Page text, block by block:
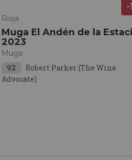
Rioja
Muga El Andén de la
2023
Muga
92
Robert Parker (The Wine
Advocate)
-